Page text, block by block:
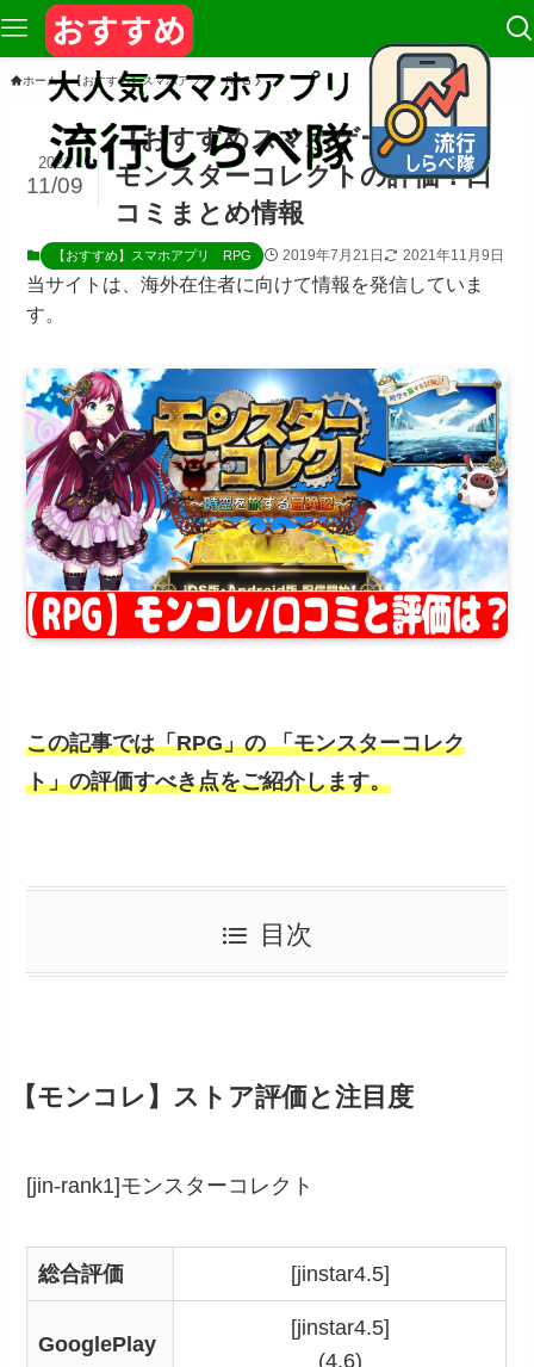
ホーム 【おすすめ】スマホアプリ RPG
【おすすめスマホゲーム/RPG】
モンスターコレクトの評価！口
コミまとめ情報
2021
11/09
【おすすめ】スマホアプリ RPG 2019年7月21日 2021年11月9日
当サイトは、海外在住者に向けて情報を発信していま
す。
この記事では「RPG」の「モンスターコレク
ト」の評価すべき点をご紹介します。
目次
【モンコレ】ストア評価と注目度
[jin-rank1]モンスターコレクト
総合評価 [jinstar4.5]
GooglePlay
[jinstar4.5]
(4.6)